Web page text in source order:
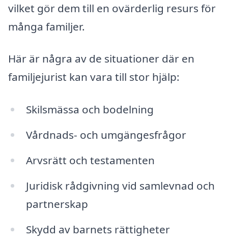
vilket gör dem till en ovärderlig resurs för
många familjer.
Här är några av de situationer där en
familjejurist kan vara till stor hjälp:
Skilsmässa och bodelning
Vårdnads- och umgängesfrågor
Arvsrätt och testamenten
Juridisk rådgivning vid samlevnad och
partnerskap
Skydd av barnets rättigheter